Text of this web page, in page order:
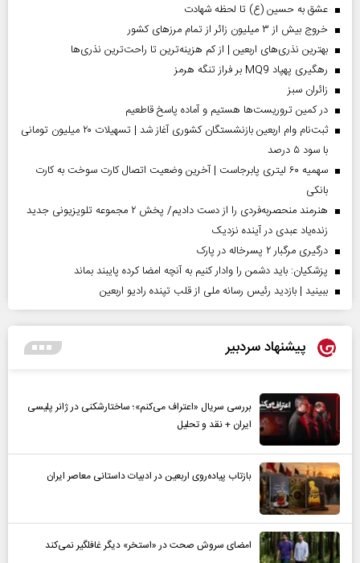
عشق به حسین (ع) تا لحظه شهادت
خروج بیش از ۳ میلیون زائر از تمام مرز‌های کشور
بهترین نذری‌های اربعین | از کم هزینه‌ترین تا راحت‌ترین نذری‌ها
رهگیری پهپاد MQ9 بر فراز تنگه هرمز
‌زائران سبز
در کمین تروریست‌ها هستیم و آماده پاسخ قاطعیم
ثبت‌نام وام اربعین بازنشستگان کشوری آغاز شد | تسهیلات ۲۰ میلیون تومانی
با سود ۵ درصد
سهمیه ۶۰ لیتری پابرجاست | آخرین وضعیت اتصال کارت سوخت به کارت
بانکی
هنرمند منحصر‌به‌فردی را از دست دادیم/ پخش ۲ مجموعه تلویزیونی جدید
زنده‌یاد عبدی در آینده نزدیک
درگیری مرگبار ۲ پسرخاله در پارک
پزشکیان: باید دشمن را وادار کنیم به آنچه امضا کرده پایبند بماند
ببینید | بازدید رئیس رسانه ملی از قلب تپنده رادیو اربعین
پیشنهاد سردبیر
بررسی سریال «اعتراف می‌کنم»؛ ساختارشکنی در ژانر پلیسی
ایران + نقد و تحلیل
بازتاب پیاده‌روی اربعین در ادبیات داستانی معاصر ایران
امضای سروش صحت در «استخر» دیگر غافلگیر نمی‌کند